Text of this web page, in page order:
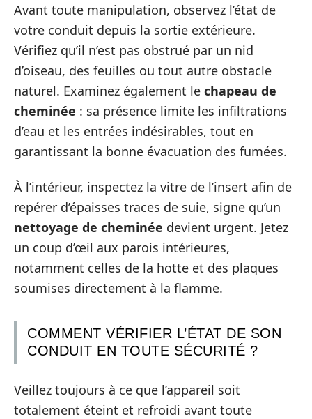
Avant toute manipulation, observez l’état de
votre conduit depuis la sortie extérieure.
Vérifiez qu’il n’est pas obstrué par un nid
d’oiseau, des feuilles ou tout autre obstacle
naturel. Examinez également le chapeau de
cheminée : sa présence limite les infiltrations
d’eau et les entrées indésirables, tout en
garantissant la bonne évacuation des fumées.
À l’intérieur, inspectez la vitre de l’insert afin de
repérer d’épaisses traces de suie, signe qu’un
nettoyage de cheminée devient urgent. Jetez
un coup d’œil aux parois intérieures,
notamment celles de la hotte et des plaques
soumises directement à la flamme.
COMMENT VÉRIFIER L’ÉTAT DE SON
CONDUIT EN TOUTE SÉCURITÉ ?
Veillez toujours à ce que l’appareil soit
totalement éteint et refroidi avant toute